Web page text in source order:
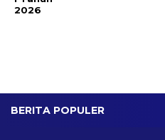
2026
BERITA POPULER